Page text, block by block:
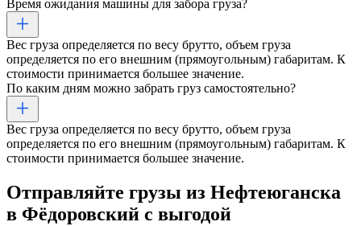
Время ожидания машины для забора груза?
Вес груза определяется по весу брутто, объем груза
определяется по его внешним (прямоугольным) габаритам. К
стоимости принимается большее значение.
По каким дням можно забрать груз самостоятельно?
Вес груза определяется по весу брутто, объем груза
определяется по его внешним (прямоугольным) габаритам. К
стоимости принимается большее значение.
Отправляйте грузы из Нефтеюганска
в Фёдоровский с выгодой